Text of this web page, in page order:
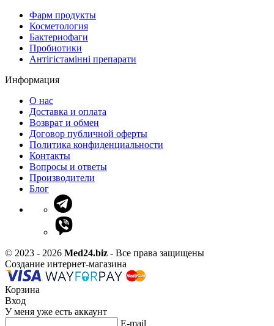
Фарм продукты
Косметология
Бактериофаги
Пробиотики
Антігістамінні препарати
Информация
О нас
Доставка и оплата
Возврат и обмен
Договор публичной оферты
Политика конфиденциальности
Контакты
Вопросы и ответы
Производители
Блог
© 2023 - 2026 Med24.biz - Все права защищены
Создание интернет-магазина
Корзина
Вход
У меня уже есть аккаунт
E-mail